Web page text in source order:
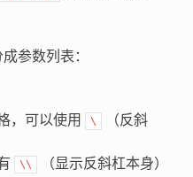
参数列表：
，可以使用
\
（反斜
\\
（显示反斜杠本身）